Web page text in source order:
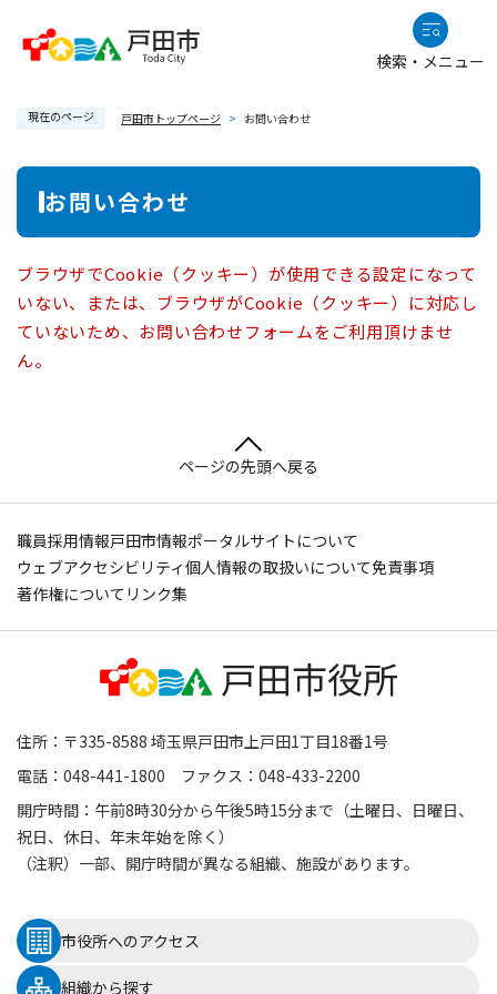
検索・メニュー
現在のページ 戸田市トップページ > お問い合わせ
本
お問い合わせ
ブラウザでCookie（クッキー）が使用できる設定になって
いない、または、ブラウザがCookie（クッキー）に対応し
ていないため、お問い合わせフォームをご利用頂けませ
ん。
ページの先頭へ戻る
職員採用情報戸田市情報ポータルサイトについて
ウェブアクセシビリティ個人情報の取扱いについて免責事項
著作権について リンク集
住所：〒335-8588 埼玉県戸田市上戸田1丁目18番1号
電話：048-441-1800 ファクス：048-433-2200
開庁時間：午前8時30分から午後5時15分まで（土曜日、日曜日、
祝日、休日、年末年始を除く）
（注釈）一部、開庁時間が異なる組織、施設があります。
市役所へのアクセス
組織から探す